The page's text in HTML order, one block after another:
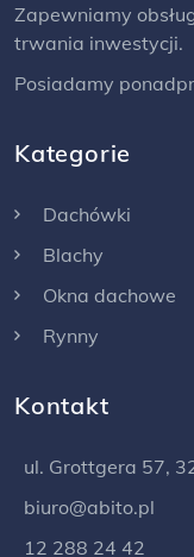
Zapewniamy
trwania inwestycji.
Posiadamy
Kategorie
Dachówki
Blachy
Okna dachowe
Rynny
Kontakt
ul. Grottgera 57,
biuro@abito.pl
12 288 24 42